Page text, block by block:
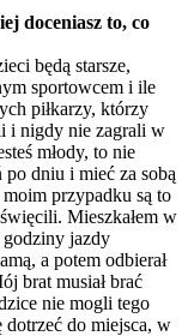
doceniasz to, co
będą starsze,
sportowcem i ile
piłkarzy, którzy
i nigdy nie zagrali w
młody, to nie
dniu i mieć za sobą
przypadku są to
Mieszkałem w
godziny jazdy
a potem odbierał
brat musiał brać
nie mogli tego
dotrzeć do miejsca, w